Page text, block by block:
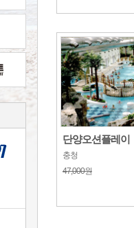
단양오션플레이
충청
47,000원